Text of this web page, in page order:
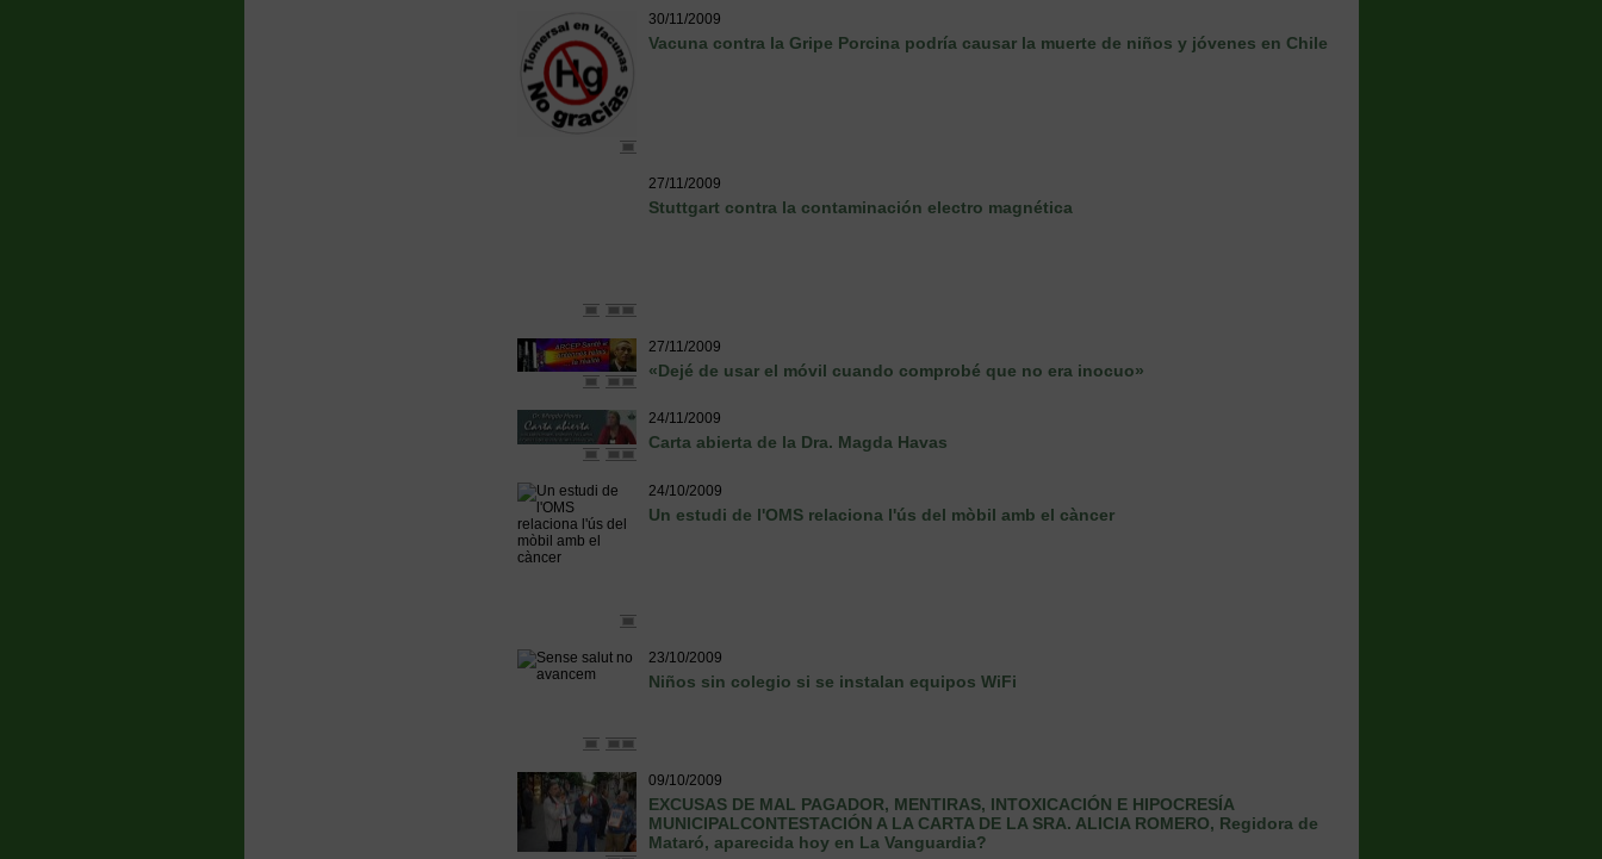
30/11/2009
Vacuna contra la Gripe Porcina podría causar la muerte de niños y jóvenes en Chile
27/11/2009
Stuttgart contra la contaminación electro magnética
27/11/2009
«Dejé de usar el móvil cuando comprobé que no era inocuo»
24/11/2009
Carta abierta de la Dra. Magda Havas
24/10/2009
Un estudi de l'OMS relaciona l'ús del mòbil amb el càncer
23/10/2009
Niños sin colegio si se instalan equipos WiFi
09/10/2009
EXCUSAS DE MAL PAGADOR, MENTIRAS, INTOXICACIÓN E HIPOCRESÍA
MUNICIPALCONTESTACIÓN A LA CARTA DE LA SRA. ALICIA ROMERO, Regidora de
Mataró, aparecida hoy en La Vanguardia?